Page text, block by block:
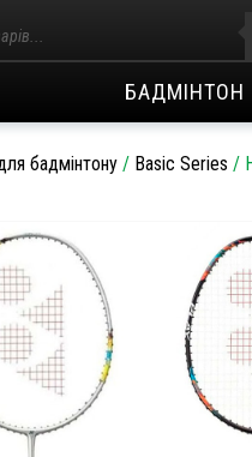
БАДМІНТОН
бадмінтону / Basic Series /